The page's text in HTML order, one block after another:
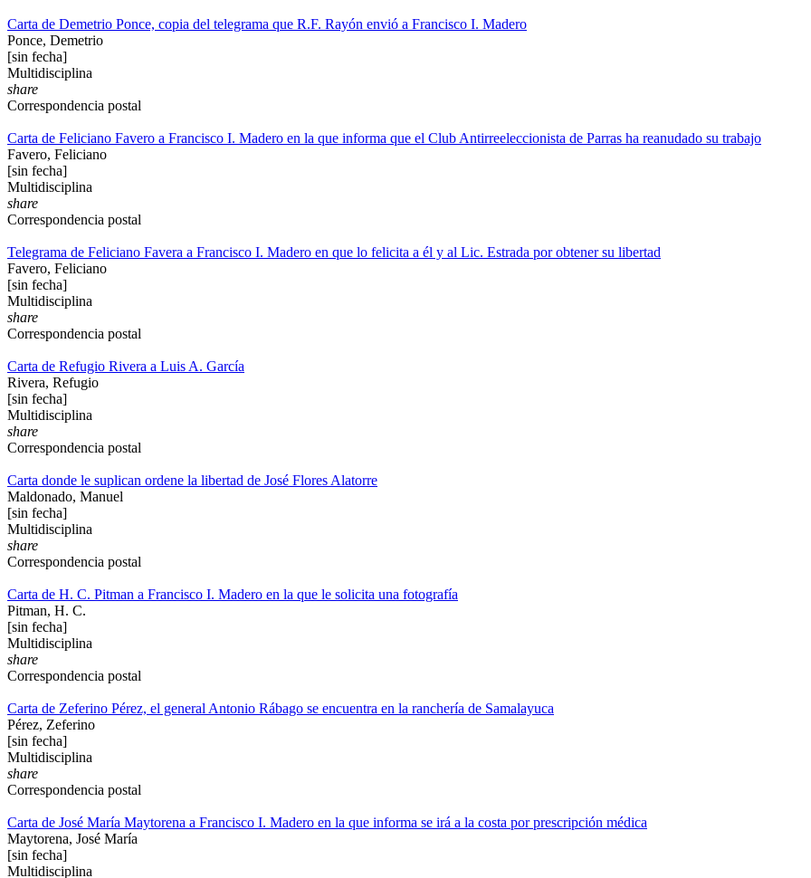
Carta de Demetrio Ponce, copia del telegrama que R.F. Rayón envió a Francisco I. Madero
Ponce, Demetrio
[sin fecha]
Multidisciplina
share
Correspondencia postal
Carta de Feliciano Favero a Francisco I. Madero en la que informa que el Club Antirreeleccionista de Parras ha reanudado su trabajo
Favero, Feliciano
[sin fecha]
Multidisciplina
share
Correspondencia postal
Telegrama de Feliciano Favera a Francisco I. Madero en que lo felicita a él y al Lic. Estrada por obtener su libertad
Favero, Feliciano
[sin fecha]
Multidisciplina
share
Correspondencia postal
Carta de Refugio Rivera a Luis A. García
Rivera, Refugio
[sin fecha]
Multidisciplina
share
Correspondencia postal
Carta donde le suplican ordene la libertad de José Flores Alatorre
Maldonado, Manuel
[sin fecha]
Multidisciplina
share
Correspondencia postal
Carta de H. C. Pitman a Francisco I. Madero en la que le solicita una fotografía
Pitman, H. C.
[sin fecha]
Multidisciplina
share
Correspondencia postal
Carta de Zeferino Pérez, el general Antonio Rábago se encuentra en la ranchería de Samalayuca
Pérez, Zeferino
[sin fecha]
Multidisciplina
share
Correspondencia postal
Carta de José María Maytorena a Francisco I. Madero en la que informa se irá a la costa por prescripción médica
Maytorena, José María
[sin fecha]
Multidisciplina